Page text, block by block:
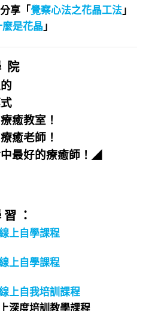
享「覺察心法之花晶工法」
麼是花晶」
院
癒教室！
癒老師！
最好的療癒師！ ◢
：
上自學課程
上自學課程
上自我培訓課程
深度培訓教學課程​